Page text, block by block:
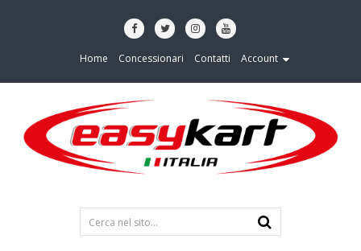
Home Concessionari Contatti Account